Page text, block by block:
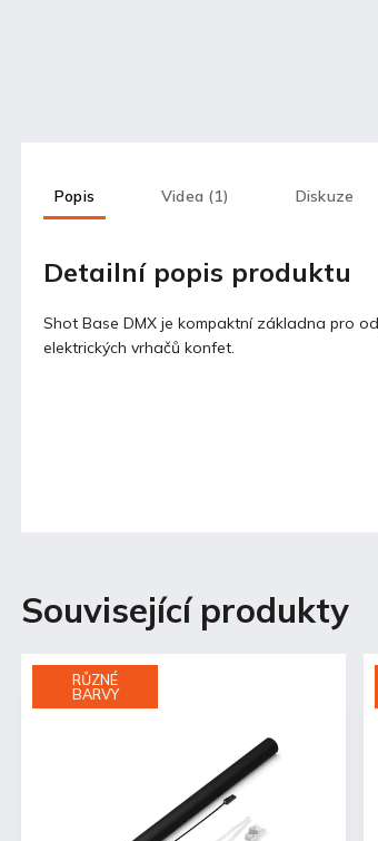
Popis Videa (1) Diskuze
Detailní popis produktu
Shot Base DMX je kompaktní základna pro
elektrických vrhačů konfet.
Související produkty
RŮZNÉ
BARVY